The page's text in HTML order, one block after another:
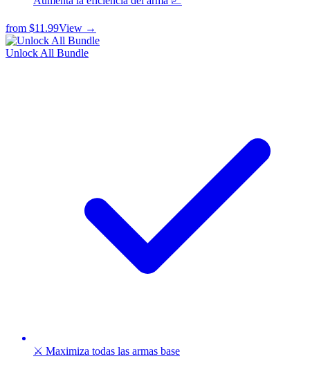
from $11.99View →
Unlock All Bundle
⚔️ Maximiza todas las armas base